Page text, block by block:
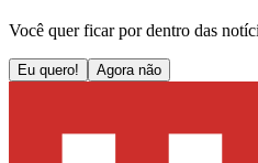
Você quer ficar por dentro das
Eu quero! Agora não